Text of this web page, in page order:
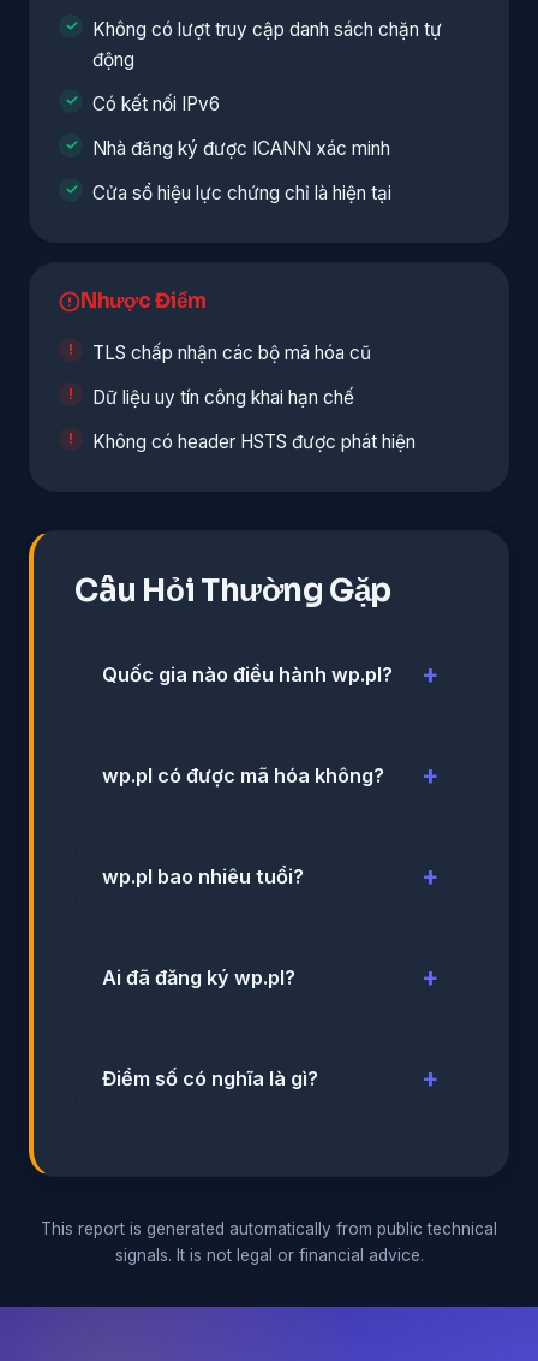
Không có lượt truy cập danh sách chặn tự
động
Có kết nối IPv6
Nhà đăng ký được ICANN xác minh
Cửa sổ hiệu lực chứng chỉ là hiện tại
Nhược Điểm
TLS chấp nhận các bộ mã hóa cũ
Dữ liệu uy tín công khai hạn chế
Không có header HSTS được phát hiện
Câu Hỏi Thường Gặp
Quốc gia nào điều hành wp.pl?
wp.pl có được mã hóa không?
wp.pl bao nhiêu tuổi?
Ai đã đăng ký wp.pl?
Điểm số có nghĩa là gì?
This report is generated automatically from public technical
signals. It is not legal or financial advice.